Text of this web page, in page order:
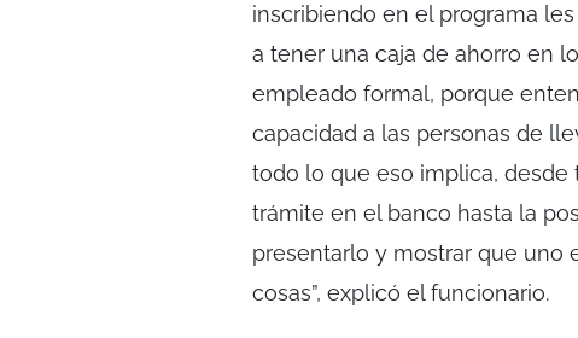
inscribiendo en el programa
a tener una caja de ahorro en
empleado formal, porque
capacidad a las personas de
todo lo que eso implica,
trámite en el banco hasta la
presentarlo y mostrar que uno
cosas”, explicó el funcionario.